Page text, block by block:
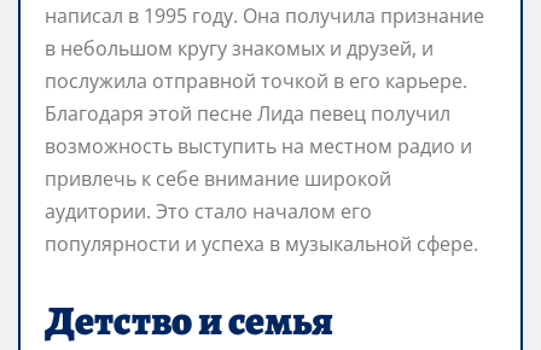
написал в 1995 году. Она получила признание
в небольшом кругу знакомых и друзей, и
послужила отправной точкой в его карьере.
Благодаря этой песне Лида певец получил
возможность выступить на местном радио и
привлечь к себе внимание широкой
аудитории. Это стало началом его
популярности и успеха в музыкальной сфере.
Детство и семья